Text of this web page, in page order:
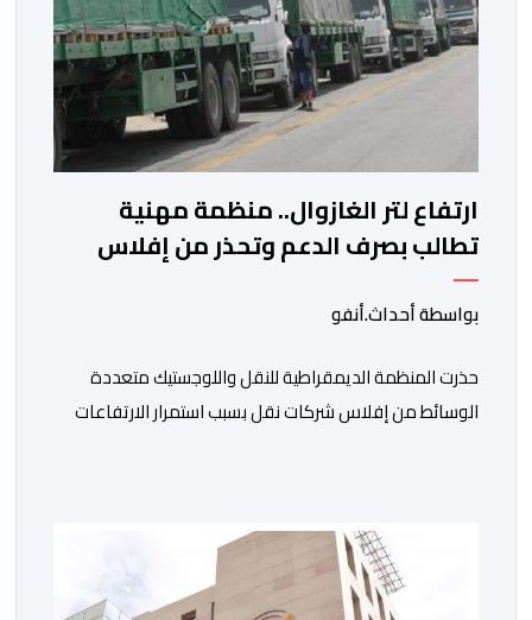
ارتفاع لتر الغازوال.. منظمة مهنية
تطالب بصرف الدعم وتحذر من إفلاس
شركات النقل
بواسطة أحداث.أنفو
حذرت المنظمة الديمقراطية للنقل واللوجستيك متعددة
الوسائط من إفلاس شركات نقل بسبب استمرار الارتفاعات
والسائقون المهنيون، على حد سواء، يواجهون ضغوطا
اقتصادية غير مسبوقة نتيجة الارتفاع المستمر في كلفة